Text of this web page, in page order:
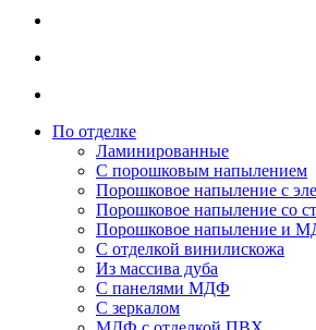
По отделке
Ламинированные
С порошковым напылением
Порошковое напыление с
Порошковое напыление со
Порошковое напыление и
С отделкой винилискожа
Из массива дуба
С панелями МДФ
С зеркалом